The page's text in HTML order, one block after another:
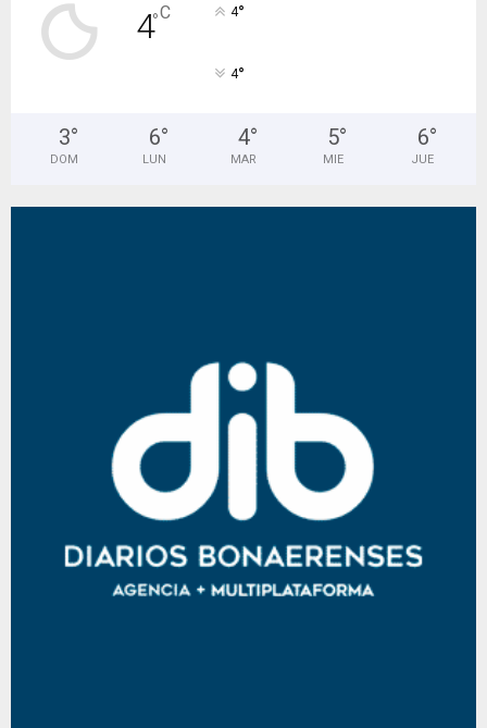
4°C 4°
4°
3°
DOM
6°
LUN
4°
MAR
5°
MIE
6°
JUE